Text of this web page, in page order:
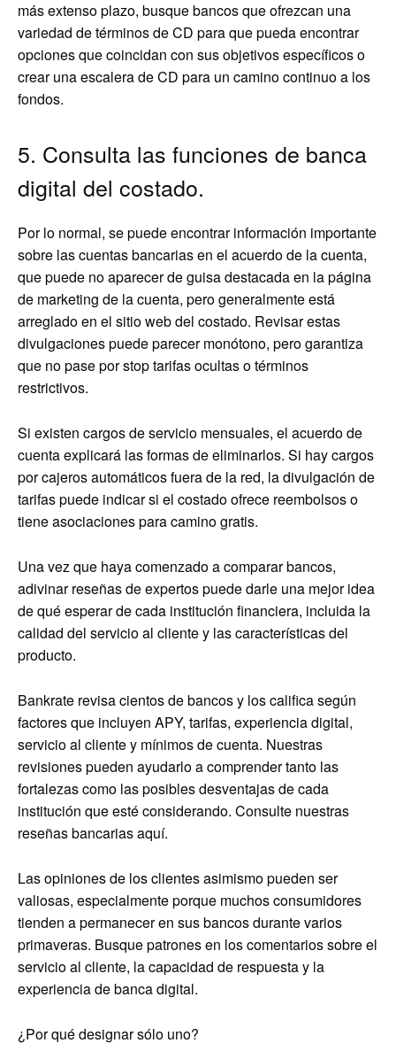
más extenso plazo, busque bancos que ofrezcan una
variedad de términos de CD para que pueda encontrar
opciones que coincidan con sus objetivos específicos o
crear una escalera de CD para un camino continuo a los
fondos.
5. Consulta las funciones de banca
digital del costado.
Por lo normal, se puede encontrar información importante
sobre las cuentas bancarias en el acuerdo de la cuenta,
que puede no aparecer de guisa destacada en la página
de marketing de la cuenta, pero generalmente está
arreglado en el sitio web del costado. Revisar estas
divulgaciones puede parecer monótono, pero garantiza
que no pase por stop tarifas ocultas o términos
restrictivos.
Si existen cargos de servicio mensuales, el acuerdo de
cuenta explicará las formas de eliminarlos. Si hay cargos
por cajeros automáticos fuera de la red, la divulgación de
tarifas puede indicar si el costado ofrece reembolsos o
tiene asociaciones para camino gratis.
Una vez que haya comenzado a comparar bancos,
adivinar reseñas de expertos puede darle una mejor idea
de qué esperar de cada institución financiera, incluida la
calidad del servicio al cliente y las características del
producto.
Bankrate revisa cientos de bancos y los califica según
factores que incluyen APY, tarifas, experiencia digital,
servicio al cliente y mínimos de cuenta. Nuestras
revisiones pueden ayudarlo a comprender tanto las
fortalezas como las posibles desventajas de cada
institución que esté considerando. Consulte nuestras
reseñas bancarias aquí.
Las opiniones de los clientes asimismo pueden ser
valiosas, especialmente porque muchos consumidores
tienden a permanecer en sus bancos durante varios
primaveras. Busque patrones en los comentarios sobre el
servicio al cliente, la capacidad de respuesta y la
experiencia de banca digital.
¿Por qué designar sólo uno?